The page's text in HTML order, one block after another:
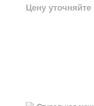
Цену уточняйте